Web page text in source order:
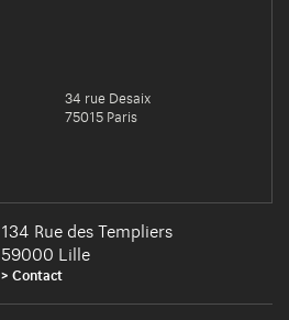
34 rue Desaix
75015 Paris
134 Rue des Templiers
59000 Lille
Contact